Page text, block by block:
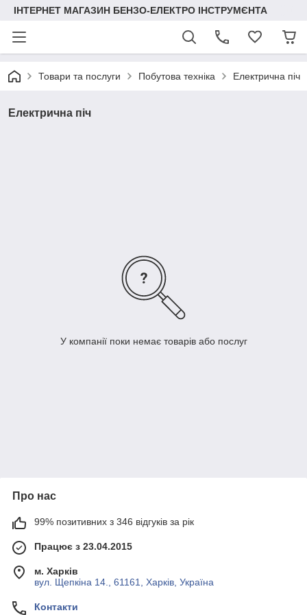
ІНТЕРНЕТ МАГАЗИН БЕНЗО-ЕЛЕКТРО ІНСТРУМЄНТА
Товари та послуги Побутова техніка Електрична піч
Електрична піч
У компанії поки немає товарів або послуг
Про нас
99% позитивних з 346 відгуків за рік
Працює з 23.04.2015
м. Харків
вул. Щепкіна 14., 61161, Харків, Україна
Контакти